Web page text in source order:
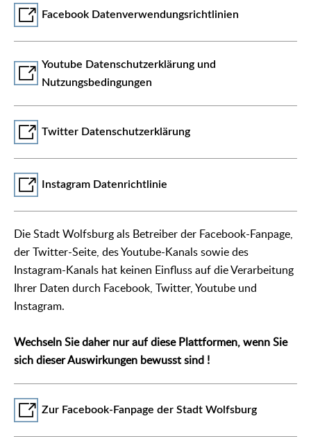
Facebook Datenverwendungsrichtlinien
Youtube Datenschutzerklärung und
Nutzungsbedingungen
Twitter Datenschutzerklärung
Instagram Datenrichtlinie
Die Stadt Wolfsburg als Betreiber der Facebook-Fanpage,
der Twitter-Seite, des Youtube-Kanals sowie des
Instagram-Kanals hat keinen Einfluss auf die Verarbeitung
Ihrer Daten durch Facebook, Twitter, Youtube und
Instagram.
Wechseln Sie daher nur auf diese Plattformen, wenn Sie
sich dieser Auswirkungen bewusst sind !
Zur Facebook-Fanpage der Stadt Wolfsburg